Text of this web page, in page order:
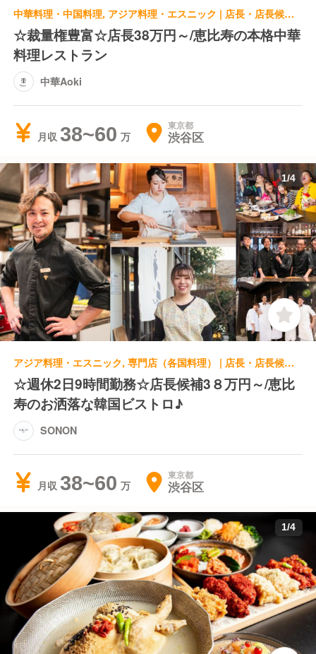
中華料理・中国料理, アジア料理・エスニック | 店長・店長候補 | 中華Aoki
☆裁量権豊富☆店長38万円～/恵比寿の本格中華
料理レストラン
中華Aoki
月収 38~60 東京都
渋谷区
1/4
アジア料理・エスニック, 専門店（各国料理） | 店長・店長候補 | SONON
☆週休2日9時間勤務☆店長候補3８万円～/恵比
寿のお洒落な韓国ビストロ♪
SONON
月収 38~60 東京都
渋谷区
1/4